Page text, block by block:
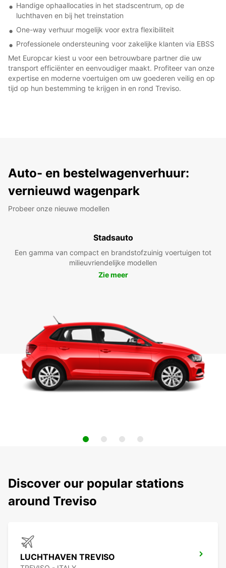
Handige ophaallocaties in het stadscentrum, op de
luchthaven en bij het treinstation
One-way verhuur mogelijk voor extra flexibiliteit
Professionele ondersteuning voor zakelijke klanten via EBSS
Met Europcar kiest u voor een betrouwbare partner die uw
transport efficiënter en eenvoudiger maakt. Profiteer van onze
expertise en moderne voertuigen om uw goederen veilig en op
tijd op hun bestemming te krijgen in en rond Treviso.
Auto- en bestelwagenverhuur:
vernieuwd wagenpark
Probeer onze nieuwe modellen
Stadsauto
Een gamma van compact en brandstofzuinig voertuigen tot
milieuvriendelijke modellen
Zie meer
Discover our popular stations
around Treviso
LUCHTHAVEN TREVISO